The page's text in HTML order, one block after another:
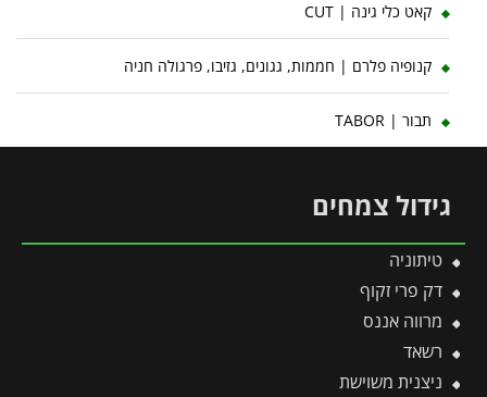
קאט כלי גינה | CUT
קנופיה פלרם | חממות, גגונים, גזיבו, פרגולה חניה
תבור | TABOR
גידול צמחים
טיתוניה
דק פרי זקוף
מרווה אננס
רשאד
ניצנית משוישת